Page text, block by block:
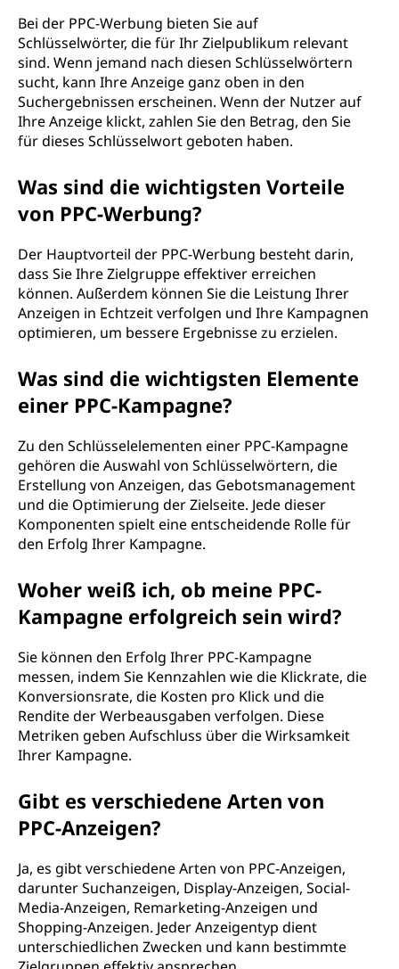
Bei der PPC-Werbung bieten Sie auf
Schlüsselwörter, die für Ihr Zielpublikum relevant
sind. Wenn jemand nach diesen Schlüsselwörtern
sucht, kann Ihre Anzeige ganz oben in den
Suchergebnissen erscheinen. Wenn der Nutzer auf
Ihre Anzeige klickt, zahlen Sie den Betrag, den Sie
für dieses Schlüsselwort geboten haben.
Was sind die wichtigsten Vorteile
von PPC-Werbung?
Der Hauptvorteil der PPC-Werbung besteht darin,
dass Sie Ihre Zielgruppe effektiver erreichen
können. Außerdem können Sie die Leistung Ihrer
Anzeigen in Echtzeit verfolgen und Ihre Kampagnen
optimieren, um bessere Ergebnisse zu erzielen.
Was sind die wichtigsten Elemente
einer PPC-Kampagne?
Zu den Schlüsselelementen einer PPC-Kampagne
gehören die Auswahl von Schlüsselwörtern, die
Erstellung von Anzeigen, das Gebotsmanagement
und die Optimierung der Zielseite. Jede dieser
Komponenten spielt eine entscheidende Rolle für
den Erfolg Ihrer Kampagne.
Woher weiß ich, ob meine PPC-
Kampagne erfolgreich sein wird?
Sie können den Erfolg Ihrer PPC-Kampagne
messen, indem Sie Kennzahlen wie die Klickrate, die
Konversionsrate, die Kosten pro Klick und die
Rendite der Werbeausgaben verfolgen. Diese
Metriken geben Aufschluss über die Wirksamkeit
Ihrer Kampagne.
Gibt es verschiedene Arten von
PPC-Anzeigen?
Ja, es gibt verschiedene Arten von PPC-Anzeigen,
darunter Suchanzeigen, Display-Anzeigen, Social-
Media-Anzeigen, Remarketing-Anzeigen und
Shopping-Anzeigen. Jeder Anzeigentyp dient
unterschiedlichen Zwecken und kann bestimmte